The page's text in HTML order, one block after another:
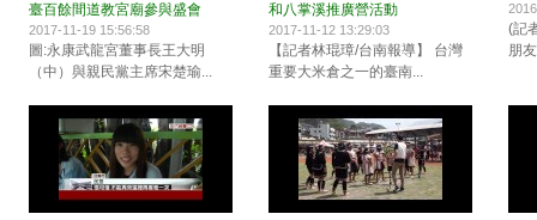
臺百餘間道教宮廟參與盛會
2017-11-19 15:56:58
圖:永康武龍宮董事長王大明
（中）與親民黨主席宋楚瑜...
和八掌溪推廣營活動
2017-11-12 13:29:03
【記者林琨璋/台南報導】 台灣
重要大米倉之一的臺南...
(記
朋